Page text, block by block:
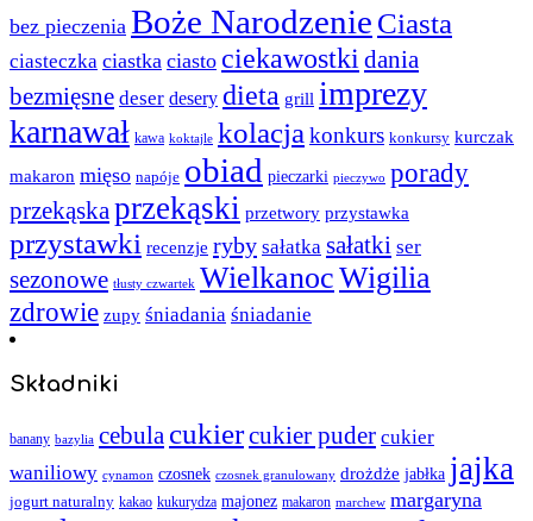
bez pieczenia Boże Narodzenie Ciasta
ciasteczka ciastka ciasto ciekawostki dania
bezmięsne deser desery dieta grill imprezy
karnawał kawa koktajle kolacja konkurs konkursy kurczak
makaron mięso napóje obiad pieczarki pieczywo porady
przekąskaprzekąski przetwory przystawka
przystawki recenzje ryby sałatka sałatki ser
sezonowe tłusty czwartek WielkanocWigilia
zdrowie zupy śniadania śniadanie
Składniki
banany bazylia cebula cukiercukier puder cukier
waniliowy cynamon czosnek czosnek granulowany drożdże jabłka jajka
jogurt naturalny kakao kukurydza majonez makaron marchew margaryna